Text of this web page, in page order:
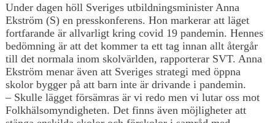
Under dagen höll Sveriges utbildningsminister Anna
Ekström (S) en presskonferens. Hon markerar att läget
fortfarande är allvarligt kring covid 19 pandemin. Hennes
bedömning är att det kommer ta ett tag innan allt återgår
till det normala inom skolvärlden, rapporterar SVT. Anna
Ekström menar även att Sveriges strategi med öppna
skolor bygger på att barn inte är drivande i pandemin.
– Skulle lägget försämras är vi redo men vi lutar oss mot
Folkhälsomyndigheten. Det finns även möjligheter att